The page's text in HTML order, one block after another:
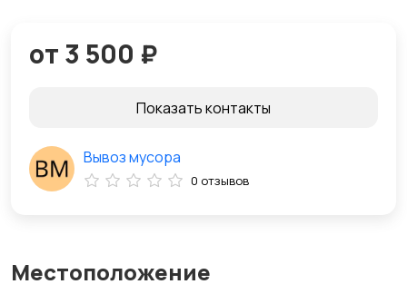
Местоположение
от 3 500 ₽
Показать контакты
Вывоз мусора
0 отзывов